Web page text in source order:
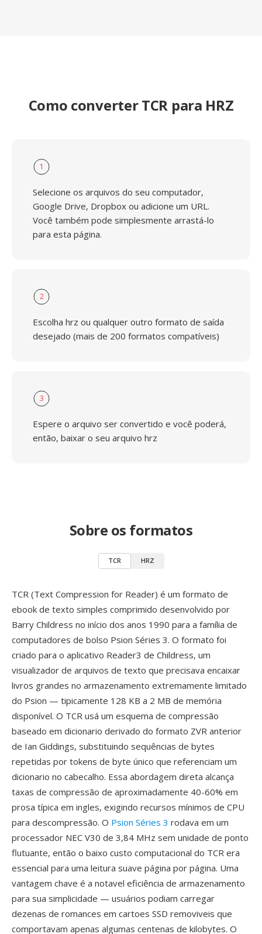
Como converter TCR para HRZ
1
Selecione os arquivos do seu computador,
Google Drive, Dropbox ou adicione um URL.
Você também pode simplesmente arrastá-lo
para esta página.
2
Escolha hrz ou qualquer outro formato de saída
desejado (mais de 200 formatos compatíveis)
3
Espere o arquivo ser convertido e você poderá,
então, baixar o seu arquivo hrz
Sobre os formatos
TCR HRZ
TCR (Text Compression for Reader) é um formato de
ebook de texto simples comprimido desenvolvido por
Barry Childress no início dos anos 1990 para a família de
computadores de bolso Psion Séries 3. O formato foi
criado para o aplicativo Reader3 de Childress, um
visualizador de arquivos de texto que precisava encaixar
livros grandes no armazenamento extremamente limitado
do Psion — tipicamente 128 KB a 2 MB de memória
disponível. O TCR usá um esquema de compressão
baseado em dicionario derivado do formato ZVR anterior
de Ian Giddings, substituindo sequências de bytes
repetidas por tokens de byte único que referenciam um
dicionario no cabecalho. Essa abordagem direta alcança
taxas de compressão de aproximadamente 40-60% em
prosa típica em ingles, exigindo recursos mínimos de CPU
para descompressão. O Psion Séries 3 rodava em um
processador NEC V30 de 3,84 MHz sem unidade de ponto
flutuante, então o baixo custo computacional do TCR era
essencial para uma leitura suave página por página. Uma
vantagem chave é a notavel eficiência de armazenamento
para sua simplicidade — usuários podiam carregar
dezenas de romances em cartoes SSD removiveis que
comportavam apenas algumas centenas de kilobytes. O